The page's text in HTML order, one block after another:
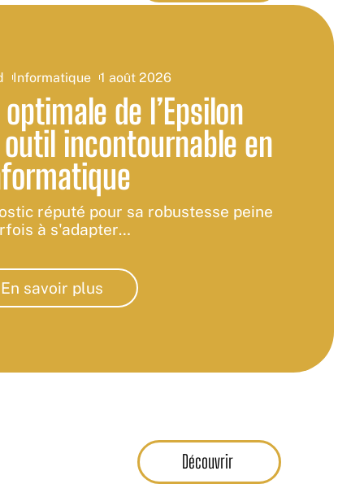
Informatique 1 août 2026
de l’Epsilon
outil incontournable en
réputé pour sa robustesse peine
à s'adapter…
En savoir plus
Découvrir